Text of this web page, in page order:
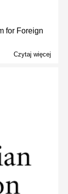
for Foreign
Czytaj więcej